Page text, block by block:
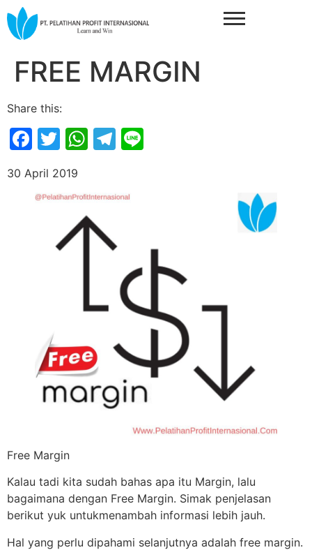
FREE MARGIN
Share this:
Facebook
Twitter
WhatsApp
Telegram
30 April 2019
Free Margin
Kalau tadi kita sudah bahas apa itu Margin, lalu
bagaimana dengan Free Margin. Simak penjelasan
berikut yuk untukmenambah informasi lebih jauh.
Hal yang perlu dipahami selanjutnya adalah free margin.